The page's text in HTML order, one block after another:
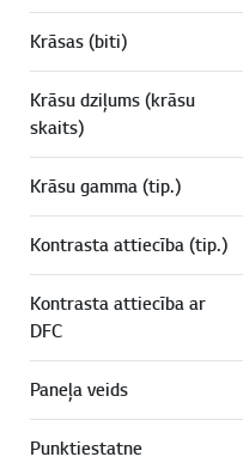
Krāsas (biti)
Krāsu dziļums (krāsu
skaits)
Krāsu gamma (tip.)
Kontrasta attiecība (tip.)
Kontrasta attiecība ar
DFC
Paneļa veids
Punktiestatne